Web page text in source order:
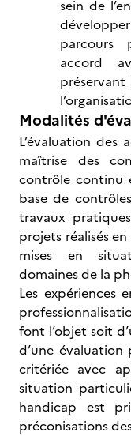
sein de
parcours
accord
Modalités
L’évaluation des
maîtrise des
contrôle continu
base de
travaux
projets réalisés
mises en
domaines de la
Les expériences
font l’objet soit
d’une
critériée avec
situation
handicap est
préconisations